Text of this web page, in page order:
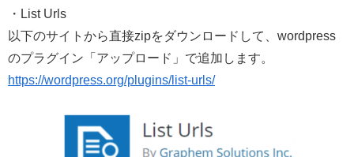
・List Urls
以下のサイトから直接zipをダウンロードして、wordpress
のプラグイン「アップロード」で追加します。
https://wordpress.org/plugins/list-urls/